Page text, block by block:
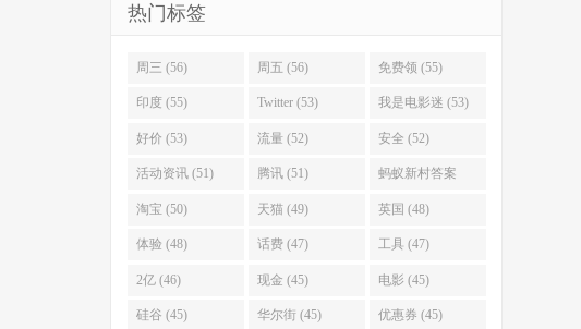
热门标签
周三 (56) 周五 (56) 免费领 (55)
印度 (55) Twitter (53) 我是电影迷 (53)
好价 (53) 流量 (52) 安全 (52)
活动资讯 (51) 腾讯 (51) 蚂蚁新村答案
(51)
淘宝 (50) 天猫 (49) 英国 (48)
体验 (48) 话费 (47) 工具 (47)
2亿 (46) 现金 (45) 电影 (45)
硅谷 (45) 华尔街 (45) 优惠券 (45)